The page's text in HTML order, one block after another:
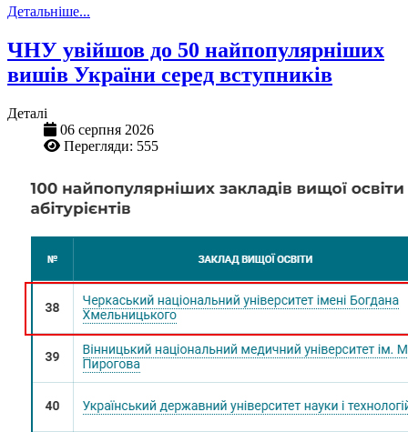
Детальніше...
ЧНУ увійшов до 50 найпопулярніших
вишів України серед вступників
Деталі
06 серпня 2026
Перегляди: 555